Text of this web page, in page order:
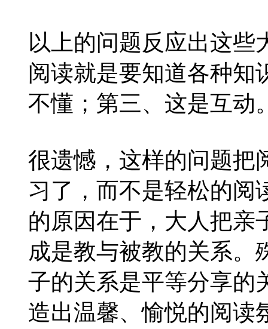
以上的问题反应出这些
阅读就是要知道各种知
不懂；第三、这是互动
很遗憾，这样的问题把
习了，而不是轻松的阅
的原因在于，大人把亲
成是教与被教的关系。
子的关系是平等分享的
造出温馨、愉悦的阅读